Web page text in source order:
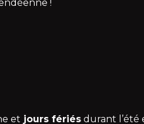
!
et jours fériés durant l’été